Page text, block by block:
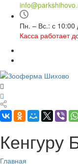
Пн. – Вс.: с 10:00
Касса работает
Кенгуру
Главная